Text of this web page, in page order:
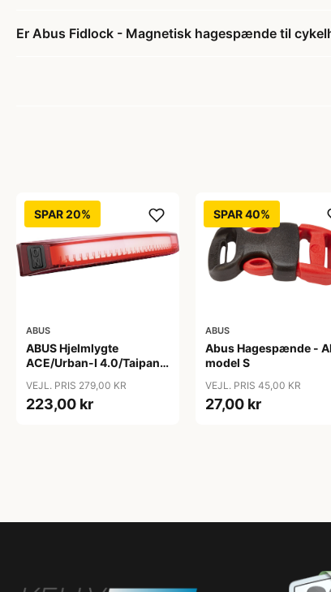
Er Abus Fidlock - Magnetisk hagespænde til
SPAR 20%
ABUS
ABUS Hjelmlygte
ACE/Urban-I 4.0/Taipan -
VEJL. PRIS 279,00 KR
223,00 kr
SPAR 40%
ABUS
Abus Hagespænde -
model S
VEJL. PRIS 45,00 KR
27,00 kr